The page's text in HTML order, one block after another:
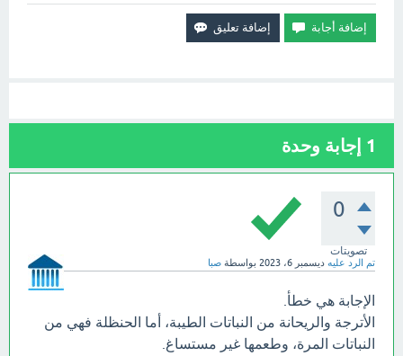
1 إجابة وحدة
0
تصويتات
تم الرد عليه ديسمبر 6، 2023 بواسطة صبا
الإجابة هي خطأ.
الأترجة والريحانة من النباتات الطيبة، أما الحنظلة فهي من
النباتات المرة، وطعمها غير مستساغ.